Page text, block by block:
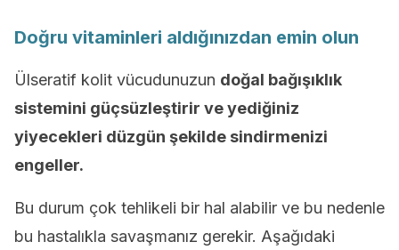
Doğru vitaminleri aldığınızdan emin olun
Ülseratif kolit vücudunuzun doğal bağışıklık
sistemini güçsüzleştirir ve yediğiniz
yiyecekleri düzgün şekilde sindirmenizi
engeller.
Bu durum çok tehlikeli bir hal alabilir ve bu nedenle
bu hastalıkla savaşmanız gerekir. Aşağıdaki